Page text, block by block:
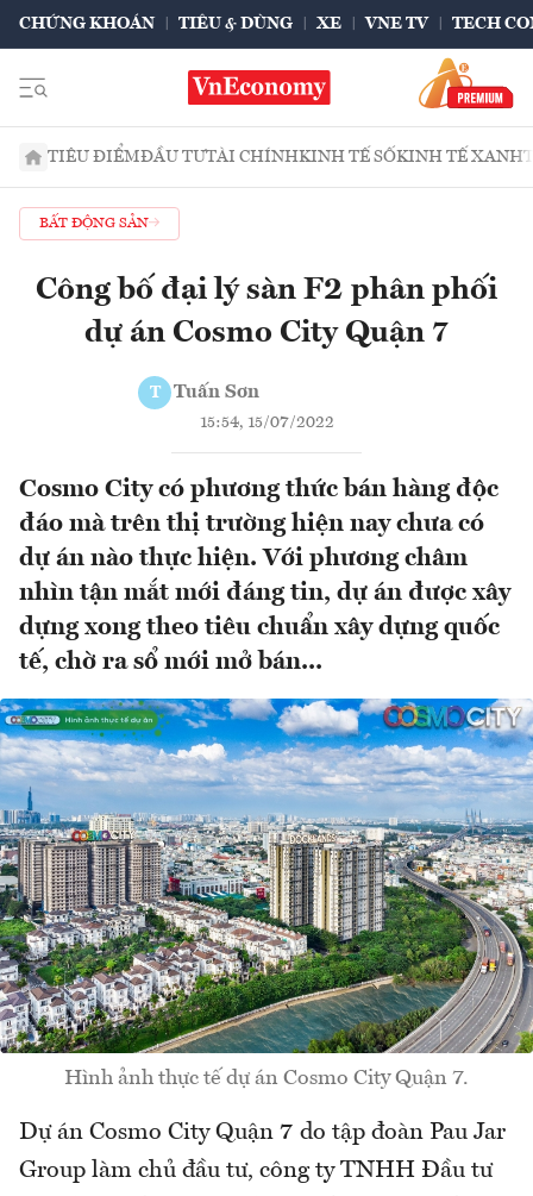
CHỨNG KHOÁN TIÊU & DÙNG XE VNE TV TECH
TIÊU ĐIỂMĐẦU TƯTÀI CHÍNHKINH TẾ SỐKINH TẾ XANH
BẤT ĐỘNG SẢN
Công bố đại lý sàn F2 phân phối
dự án Cosmo City Quận 7
T Tuấn Sơn
15:54, 15/07/2022
Cosmo City có phương thức bán hàng độc
đáo mà trên thị trường hiện nay chưa có
dự án nào thực hiện. Với phương châm
nhìn tận mắt mới đáng tin, dự án được xây
dựng xong theo tiêu chuẩn xây dựng quốc
tế, chờ ra sổ mới mở bán...
Hình ảnh thực tế dự án Cosmo City Quận 7.
Dự án Cosmo City Quận 7 do tập đoàn Pau Jar
Group làm chủ đầu tư, công ty TNHH Đầu tư